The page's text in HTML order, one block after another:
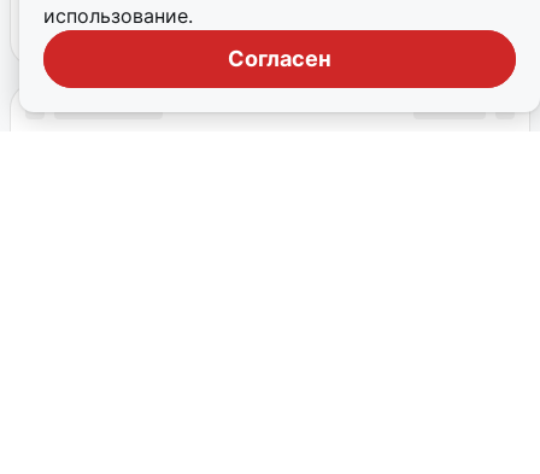
использование.
Согласен